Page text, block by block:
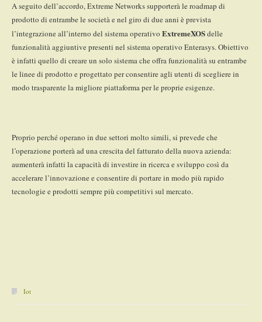
A seguito dell’accordo, Extreme Networks supporterà le roadmap di
prodotto di entrambe le società e nel giro di due anni è prevista
l’integrazione all’interno del sistema operativo ExtremeXOSdelle
funzionalità aggiuntive presenti nel sistema operativo Enterasys. Obiettivo
è infatti quello di creare un solo sistema che offra funzionalità su entrambe
le linee di prodotto e progettato per consentire agli utenti di scegliere in
modo trasparente la migliore piattaforma per le proprie esigenze.
Proprio perché operano in due settori molto simili, si prevede che
l’operazione porterà ad una crescita del fatturato della nuova azienda:
aumenterà infatti la capacità di investire in ricerca e sviluppo così da
accelerare l’innovazione e consentire di portare in modo più rapido
tecnologie e prodotti sempre più competitivi sul mercato.
Iot